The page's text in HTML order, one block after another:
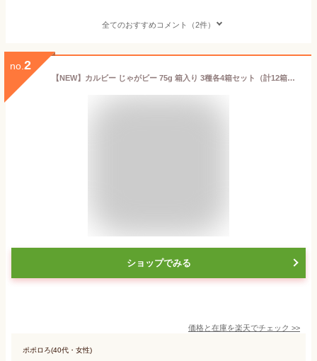
全てのおすすめコメント（2件）
no. 2
【NEW】カルビー じゃがビー 75g 箱入り 3種各4箱セット（計12箱）【うすしお味／バターしょうゆ味／紀州産完熟梅味】 ジャガビー jagabee ポテト
ショップでみる
価格と在庫を楽天でチェック >>
ポポロろ(40代・女性)